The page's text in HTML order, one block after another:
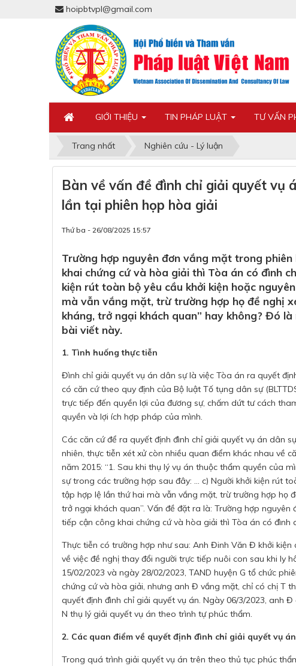
GIỚI THIỆU TIN PHÁP LUẬT TƯ VẤN
hoipbtvpl@gmail.com
Trang nhất Nghiên cứu - Lý luận
Bàn về vấn đề đình chỉ giải quyết vụ
lần tại phiên họp hòa giải
Thứ ba - 26/08/2025 15:57
Trường hợp nguyên đơn vắng mặt trong
khai chứng cứ và hòa giải thì Tòa án có đình
kiện rút toàn bộ yêu cầu khởi kiện hoặc
mà vẫn vắng mặt, trừ trường hợp họ đề nghị
kháng, trở ngại khách quan” hay không? Đó
bài viết này.
1. Tình huống thực tiễn
Đình chỉ giải quyết vụ án dân sự là việc Tòa án ra quyết
có căn cứ theo quy định của Bộ luật Tố tụng dân sự
trực tiếp đến quyền lợi của đương sự, chấm dứt tư cách
quyền và lợi ích hợp pháp của mình.
Các căn cứ để ra quyết định đình chỉ giải quyết vụ án dân
nhiên, thực tiễn xét xử còn nhiều quan điểm khác nhau về
năm 2015: “1. Sau khi thụ lý vụ án thuộc thẩm quyền của
sự trong các trường hợp sau đây: … c) Người khởi kiện rút
tập hợp lệ lần thứ hai mà vẫn vắng mặt, trừ trường hợp họ
trở ngại khách quan”. Vấn đề đặt ra là: Trường hợp
tiếp cận công khai chứng cứ và hòa giải thì Tòa án có đình
Thực tiễn có trường hợp như sau: Anh Đinh Văn Đ khởi kiện
về việc đề nghị thay đổi người trực tiếp nuôi con sau khi ly
15/02/2023 và ngày 28/02/2023, TAND huyện G tổ chức
chứng cứ và hòa giải, nhưng anh Đ vắng mặt, chỉ có chị T
quyết định đình chỉ giải quyết vụ án. Ngày 06/3/2023, anh
N thụ lý giải quyết vụ án theo trình tự phúc thẩm.
2. Các quan điểm về quyết định đình chỉ giải quyết vụ án
Trong quá trình giải quyết vụ án trên theo thủ tục phúc